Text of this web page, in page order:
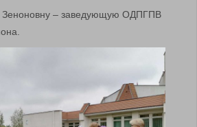
– заведующую ОДПГПВ